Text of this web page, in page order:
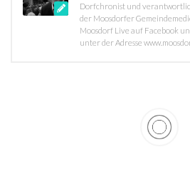
Dorfchronist und
der Moosdorfer
Moosdorf Live auf Facebook
unter der Adresse